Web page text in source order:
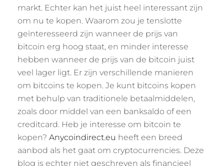
markt. Echter kan het juist heel interessant zijn
om nu te kopen. Waarom zou je tenslotte
geïnteresseerd zijn wanneer de prijs van
bitcoin erg hoog staat, en minder interesse
hebben wanneer de prijs van de bitcoin juist
veel lager ligt. Er zijn verschillende manieren
om bitcoins te kopen. Je kunt bitcoins kopen
met behulp van traditionele betaalmiddelen,
zoals door middel van een banksaldo of een
creditcard. Heb je interesse om bitcoin te
kopen? Anycoindirect.eu heeft een breed
aanbod als het gaat om cryptocurrencies. Deze
blog is echter niet geschreven als financieel